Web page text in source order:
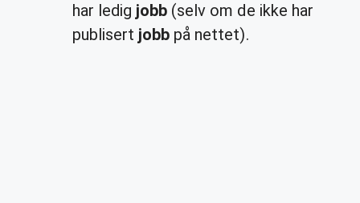
har ledig jobb (selv om de ikke har
publisert jobb på nettet).